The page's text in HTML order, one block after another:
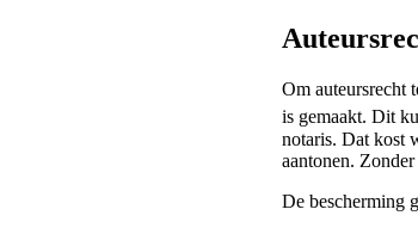
Om auteursrecht
is gemaakt. Dit
notaris. Dat kost
aantonen.
De bescherming